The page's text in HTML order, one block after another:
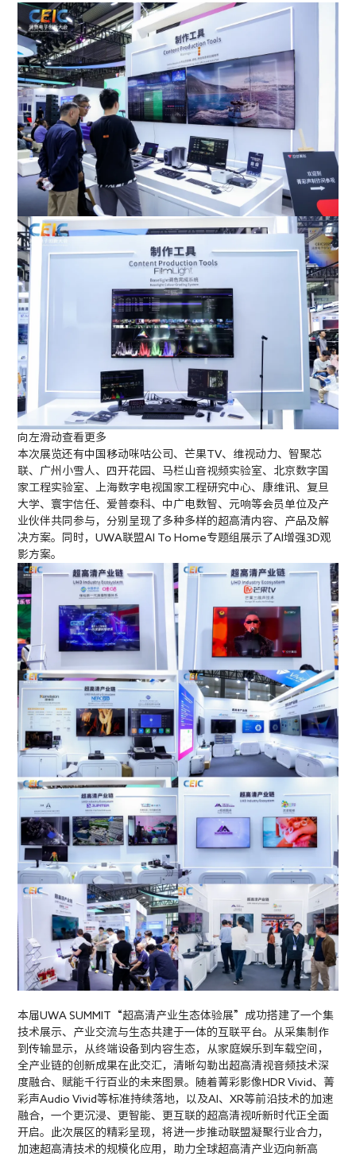
向左滑动查看更多
本次展览还有中国移动咪咕公司、芒果TV、维视动力、智聚芯
联、广州小雪人、四开花园、马栏山音视频实验室、北京数字国
家工程实验室、上海数字电视国家工程研究中心、康维讯、复旦
大学、寰宇信任、爱普泰科、中广电数智、元响等会员单位及产
业伙伴共同参与，分别呈现了多种多样的超高清内容、产品及解
决方案。同时，UWA联盟AI To Home专题组展示了AI增强3D观
影方案。
本届UWA SUMMIT“超高清产业生态体验展”成功搭建了一个集
技术展示、产业交流与生态共建于一体的互联平台。从采集制作
到传输显示，从终端设备到内容生态，从家庭娱乐到车载空间，
全产业链的创新成果在此交汇，清晰勾勒出超高清视音频技术深
度融合、赋能千行百业的未来图景。随着菁彩影像HDR Vivid、菁
彩声Audio Vivid等标准持续落地，以及AI、XR等前沿技术的加速
融合，一个更沉浸、更智能、更互联的超高清视听新时代正全面
开启。此次展区的精彩呈现，将进一步推动联盟凝聚行业合力，
加速超高清技术的规模化应用，助力全球超高清产业迈向新高